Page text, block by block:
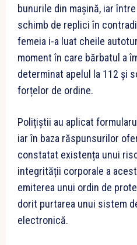
bunurile din mașină, iar
schimb de replici în
femeia i-a luat cheile
moment în care bărbatul a
determinat apelul la 112 și
forțelor de ordine.
Polițiștii au aplicat
iar în baza răspunsurilor
constatat existența unui
integrității corporale a
emiterea unui ordin de
dorit purtarea unui sistem
electronică.